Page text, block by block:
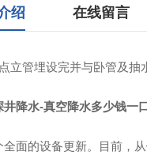
绍 在线留言
立管埋设完并与卧管及抽
井降水-真空降水多少钱一
全面的设备更新。目前，